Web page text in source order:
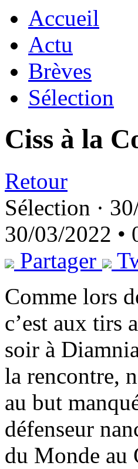
Accueil
Actu
Brèves
Sélection
Ciss à la
Retour
Sélection ·
30/03/2022 •
Partager
Comme lors
c’est aux tirs
soir à
la rencontre,
au but
défenseur
du Monde au